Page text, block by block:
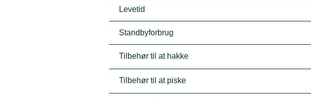
Levetid
Standbyforbrug
Tilbehør til at hakke
Tilbehør til at piske